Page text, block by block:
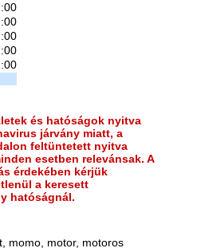
és hatóságok nyitva
járvány miatt, a
feltüntetett nyitva
esetben relevánsak. A
érdekében kérjük
a keresett
hatóságnál.
momo, motor, motoros